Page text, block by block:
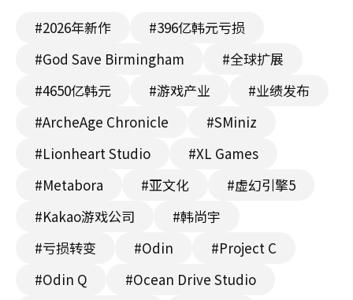
#2026年新作
#396亿韩元亏损
#God Save Birmingham
#全球扩展
#4650亿韩元
#游戏产业
#业绩发布
#ArcheAge Chronicle
#SMiniz
#Lionheart Studio
#XL Games
#Metabora
#亚文化
#虚幻引擎5
#Kakao游戏公司
#韩尚宇
#亏损转变
#Odin
#Project C
#Odin Q
#Ocean Drive Studio